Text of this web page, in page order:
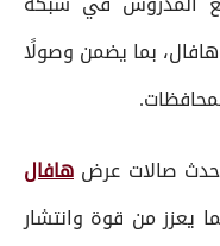
هافال، بما يضمن وصولًا
صالات عرض هافال
يعزز من قوة وانتشار